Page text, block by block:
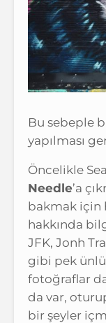
Bu sebeple
yapılması
Öncelikle
Needle’a
bakmak için
hakkında
JFK, Jonh
gibi pek
fotoğraflar
da var,
bir şeyler